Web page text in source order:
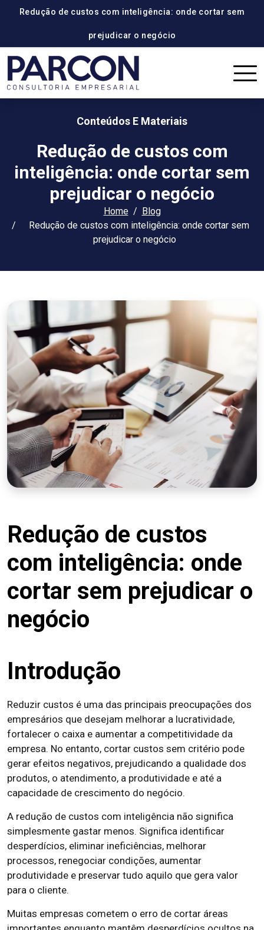
Redução de custos com inteligência: onde cortar sem
prejudicar o negócio
Conteúdos E Materiais
Redução de custos com
inteligência: onde cortar sem
prejudicar o negócio
Home
Blog
Redução de custos com inteligência: onde cortar sem
prejudicar o negócio
Redução de custos
com inteligência: onde
cortar sem prejudicar o
negócio
Introdução
Reduzir custos é uma das principais preocupações dos
empresários que desejam melhorar a lucratividade,
fortalecer o caixa e aumentar a competitividade da
empresa. No entanto, cortar custos sem critério pode
gerar efeitos negativos, prejudicando a qualidade dos
produtos, o atendimento, a produtividade e até a
capacidade de crescimento do negócio.
A redução de custos com inteligência não significa
simplesmente gastar menos. Significa identificar
desperdícios, eliminar ineficiências, melhorar
processos, renegociar condições, aumentar
produtividade e preservar tudo aquilo que gera valor
para o cliente.
Muitas empresas cometem o erro de cortar áreas